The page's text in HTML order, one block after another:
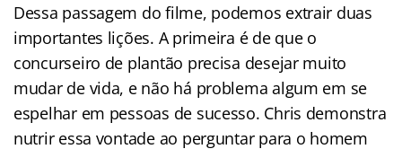
Dessa passagem do filme, podemos extrair duas
importantes lições. A primeira é de que o
concurseiro de plantão precisa desejar muito
mudar de vida, e não há problema algum em se
espelhar em pessoas de sucesso. Chris demonstra
nutrir essa vontade ao perguntar para o homem